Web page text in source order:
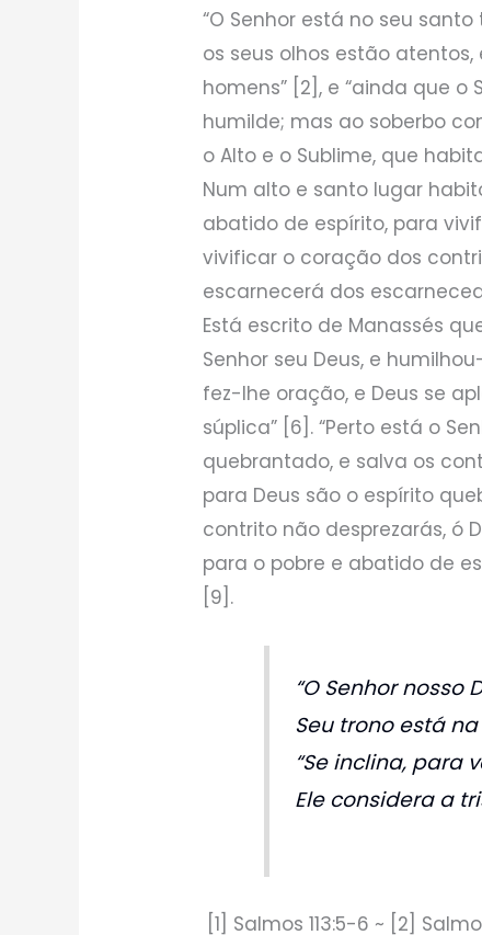
“O Senhor está no seu
os seus olhos estão
homens” [2], e “ainda que
humilde; mas ao soberbo
o Alto e o Sublime, que
Num alto e santo lugar
abatido de espírito, para
vivificar o coração dos
escarnecerá dos
Está escrito de Manassés
Senhor seu Deus, e
fez-lhe oração, e Deus se
súplica” [6]. “Perto está o
quebrantado, e salva os
para Deus são o espírito
contrito não desprezarás, ó
para o pobre e abatido de
[9].
“O Senhor nosso
Seu trono está
“Se inclina, para
Ele considera a
[1] Salmos 113:5-6 ~ [2]